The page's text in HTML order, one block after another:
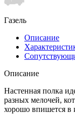
Газель
Описание
Описание
Настенная полка
разных мелочей,
хорошо впишется в